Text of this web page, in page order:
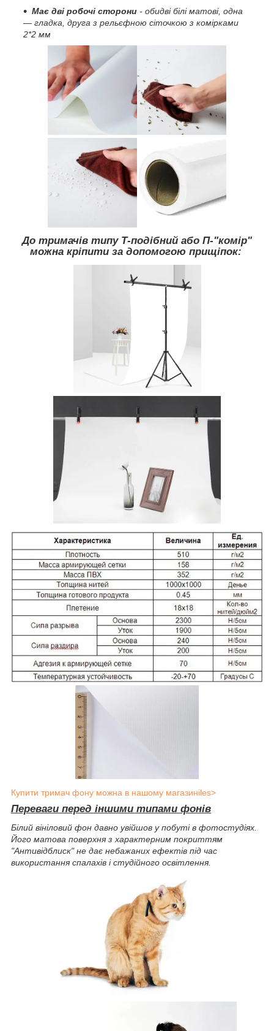
Має дві робочі сторони - обидві білі матові, одна
— гладка, друга з рельєфною сіточкою з комірками
2*2 мм
До тримачів типу Т-подібний або П-"комір"
можна кріпити за допомогою прищіпок:
Купити тримач фону можна в нашому магазиніles>
Переваги перед іншими типами фонів
Білий вініловий фон давно увійшов у побуті в фотостудіях.
Його матова поверхня з характерним покриттям
"Антивідблиск" не дає небажаних ефектів під час
використання спалахів і студійного освітлення.